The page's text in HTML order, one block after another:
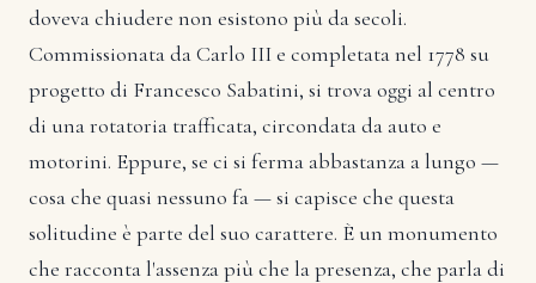
doveva chiudere non esistono più da secoli.
Commissionata da Carlo III e completata nel 1778 su
progetto di Francesco Sabatini, si trova oggi al centro
di una rotatoria trafficata, circondata da auto e
motorini. Eppure, se ci si ferma abbastanza a lungo —
cosa che quasi nessuno fa — si capisce che questa
solitudine è parte del suo carattere. È un monumento
che racconta l'assenza più che la presenza, che parla di